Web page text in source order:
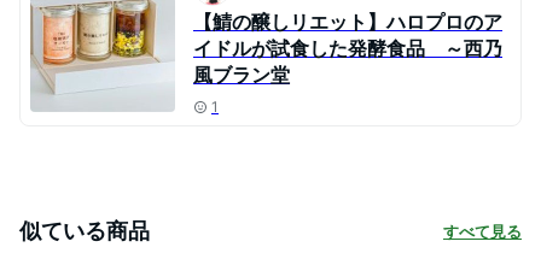
【鯖の醸しリエット】ハロプロのア
イドルが試食した発酵食品 ～西乃
風ブラン堂
1
似ている商品 すべて見る